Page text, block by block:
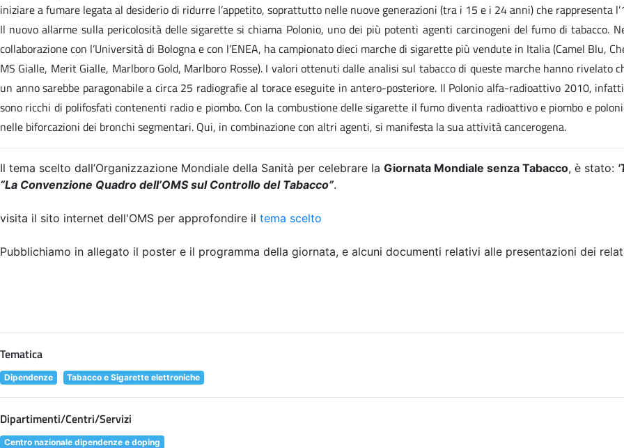
iniziare a fumare legata al desiderio di ridurre l’appetito, soprattutto nelle nuove generazioni (tra i 15 e i 24 anni) che rappresenta
Il nuovo allarme sulla pericolosità delle sigarette si chiama Polonio, uno dei più potenti agenti carcinogeni del fumo di tabacco.
collaborazione con l’Università di Bologna e con l’ENEA, ha campionato dieci marche di sigarette più vendute in Italia (Camel Blu,
MS Gialle, Merit Gialle, Marlboro Gold, Marlboro Rosse). I valori ottenuti dalle analisi sul tabacco di queste marche hanno
un anno sarebbe paragonabile a circa 25 radiografie al torace eseguite in antero-posteriore. Il Polonio alfa-radioattivo 2010,
sono ricchi di polifosfati contenenti radio e piombo. Con la combustione delle sigarette il fumo diventa radioattivo e piombo e
nelle biforcazioni dei bronchi segmentari. Qui, in combinazione con altri agenti, si manifesta la sua attività cancerogena.
Il tema scelto dall’Organizzazione Mondiale della Sanità per celebrare la Giornata Mondiale senza Tabacco, è stato:
“La Convenzione Quadro dell’OMS sul Controllo del Tabacco”.
visita il sito internet dell'OMS per approfondire il tema scelto
Pubblichiamo in allegato il poster e il programma della giornata, e alcuni documenti relativi alle presentazioni dei
Tematica
Dipendenze Tabacco e Sigarette elettroniche
Dipartimenti/Centri/Servizi
Centro nazionale dipendenze e doping